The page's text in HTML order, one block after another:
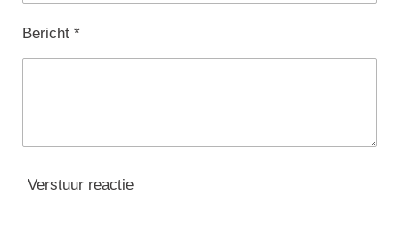
Bericht *
Verstuur reactie